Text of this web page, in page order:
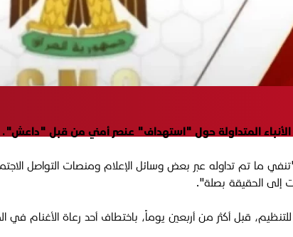
ما تم تداوله عبر بعض وسائل الإعلام ومنصات التواصل
إلى الحقيقة بصلة".
قبل أكثر من أربعين يوماً، باختطاف أحد رعاة الأغنام